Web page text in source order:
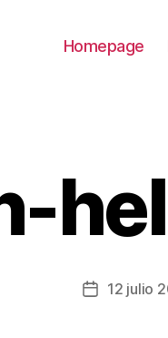
Homepage
Fecha12 julio